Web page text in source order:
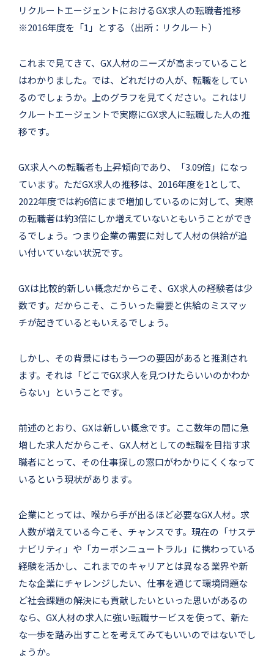
リクルートエージェントにおけるGX求人の転職者推移
※2016年度を「1」とする（出所：リクルート）
これまで見てきて、GX人材のニーズが高まっていること
はわかりました。では、どれだけの人が、転職をしてい
るのでしょうか。上のグラフを見てください。これはリ
クルートエージェントで実際にGX求人に転職した人の推
移です。
GX求人への転職者も上昇傾向であり、「3.09倍」になっ
ています。ただGX求人の推移は、2016年度を1として、
2022年度では約6倍にまで増加しているのに対して、実際
の転職者は約3倍にしか増えていないともいうことができ
るでしょう。つまり企業の需要に対して人材の供給が追
い付いていない状況です。
GXは比較的新しい概念だからこそ、GX求人の経験者は少
数です。だからこそ、こういった需要と供給のミスマッ
チが起きているともいえるでしょう。
しかし、その背景にはもう一つの要因があると推測され
ます。それは「どこでGX求人を見つけたらいいのかわか
らない」ということです。
前述のとおり、GXは新しい概念です。ここ数年の間に急
増した求人だからこそ、GX人材としての転職を目指す求
職者にとって、その仕事探しの窓口がわかりにくくなって
いるという現状があります。
企業にとっては、喉から手が出るほど必要なGX人材。求
人数が増えている今こそ、チャンスです。現在の「サステ
ナビリティ」や「カーボンニュートラル」に携わっている
経験を活かし、これまでのキャリアとは異なる業界や新
たな企業にチャレンジしたい、仕事を通じて環境問題な
ど社会課題の解決にも貢献したいといった思いがあるの
なら、GX人材の求人に強い転職サービスを使って、新た
な一歩を踏み出すことを考えてみてもいいのではないでし
ょうか。